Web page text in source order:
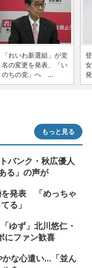
「れいわ新選組」が党
名の変更を発表、「い
のちの党」へ ...
もっと見る
バンク・秋広優人
る」の声が
を発表 「めっちゃ
る」
ゆず」北川悠仁・
ファン歓喜
な心遣い...「並ん